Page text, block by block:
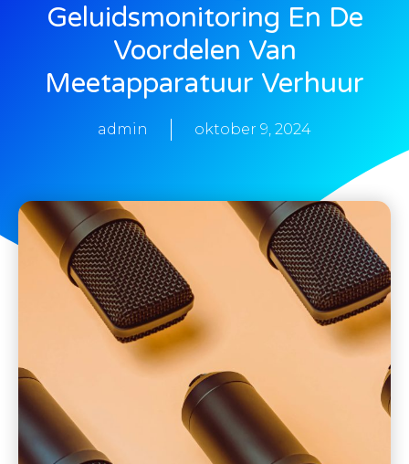
Geluidsmonitoring En De
Voordelen Van
Meetapparatuur Verhuur
admin oktober 9, 2024